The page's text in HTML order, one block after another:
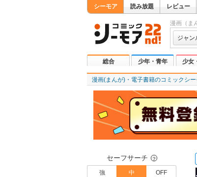
シーモア 読み放題 レビュー
漫画（ま
ジャン
総合 少年・青年 少女
漫画(まんが)・電子書籍のコミックシ
セーフサーチ ？
強 中 OFF